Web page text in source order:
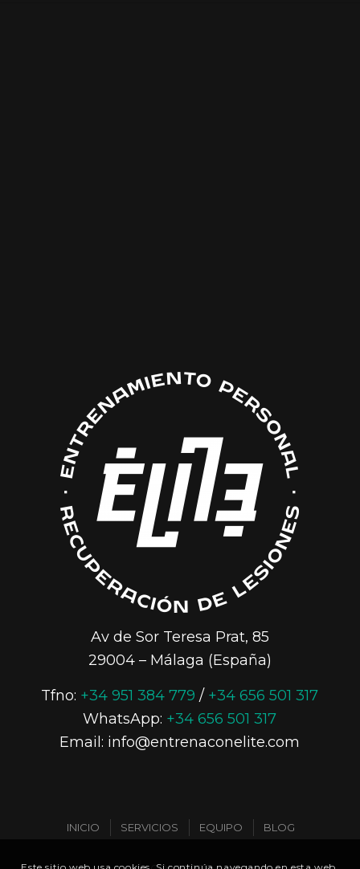
Av de Sor Teresa Prat, 85
29004 – Málaga (España)
Tfno: +34 951 384 779 / +34 656 501 317
WhatsApp: +34 656 501 317
Email: info@entrenaconelite.com
INICIO SERVICIOS EQUIPO BLOG